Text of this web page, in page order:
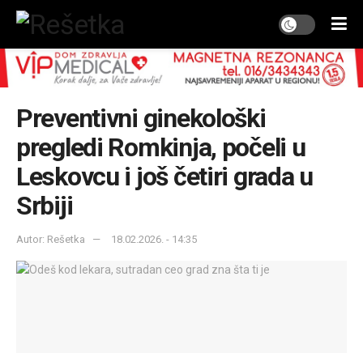
Preventivni ginekološki
pregledi Romkinja, počeli u
Leskovcu i još četiri grada u
Srbiji
Autor: Rešetka 18.02.2026. - 14:35